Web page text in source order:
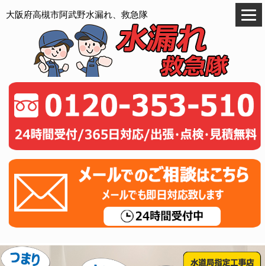
大阪府高槻市阿武野水漏れ、救急隊